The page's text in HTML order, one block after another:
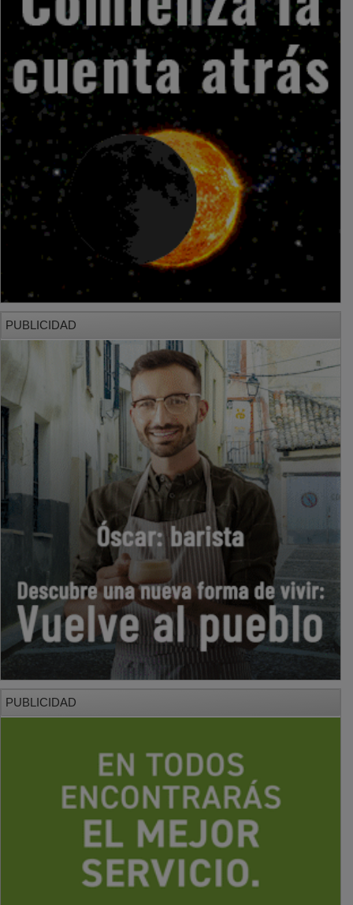
PUBLICIDAD
PUBLICIDAD